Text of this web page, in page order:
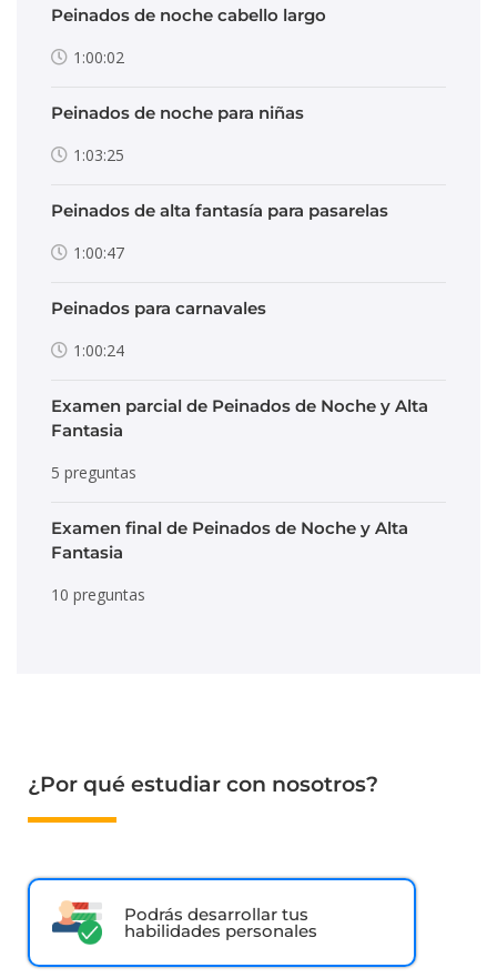
Peinados de noche cabello largo
1:00:02
Peinados de noche para niñas
1:03:25
Peinados de alta fantasía para pasarelas
1:00:47
Peinados para carnavales
1:00:24
Examen parcial de Peinados de Noche y Alta
Fantasia
5 preguntas
Examen final de Peinados de Noche y Alta
Fantasia
10 preguntas
¿Por qué estudiar con nosotros?
Podrás desarrollar tus
habilidades personales